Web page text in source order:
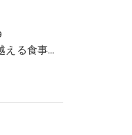
冷えを乗り越える食事と運動